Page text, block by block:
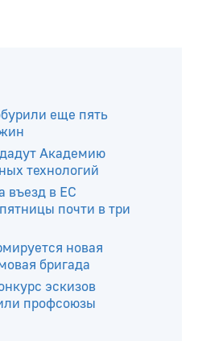
еще пять
Академию
технологий
въезд в ЕС
почти в три
новая
бригада
эскизов
профсоюзы